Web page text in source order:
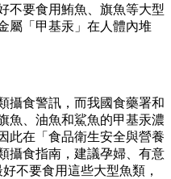
不要食用鮪魚、旗魚等大型
屬「甲基汞」在人體內堆
攝食警訊，而我國食藥署和
魚、油魚和鯊魚的甲基汞濃
此在「食品衛生安全與營養
攝食指南，建議孕婦、有意
不要食用這些大型魚類，